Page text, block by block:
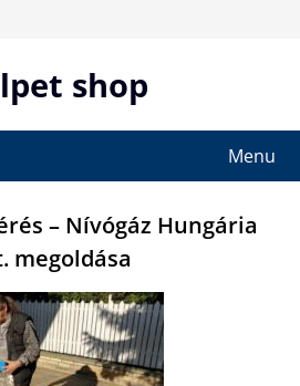
shop
Menu
– Nívógáz Hungária
megoldása